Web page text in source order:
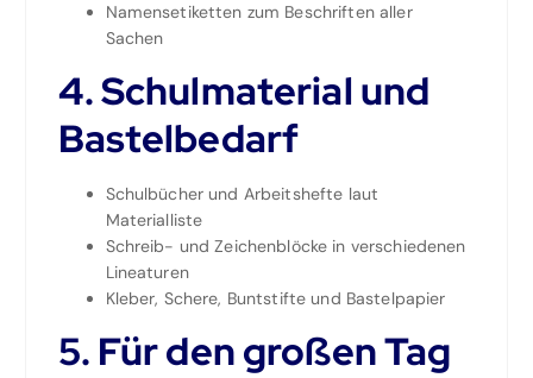
Namensetiketten zum Beschriften aller
Sachen
4. Schulmaterial und
Bastelbedarf
Schulbücher und Arbeitshefte laut
Materialliste
Schreib- und Zeichenblöcke in verschiedenen
Lineaturen
Kleber, Schere, Buntstifte und Bastelpapier
5. Für den großen Tag